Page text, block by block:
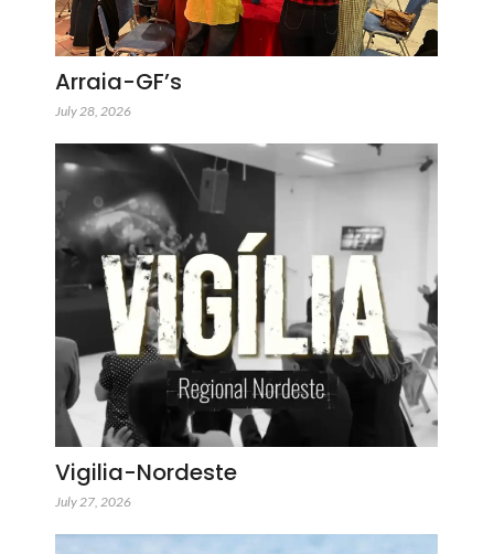
Arraia-GF’s
July 28, 2026
Vigilia-Nordeste
July 27, 2026